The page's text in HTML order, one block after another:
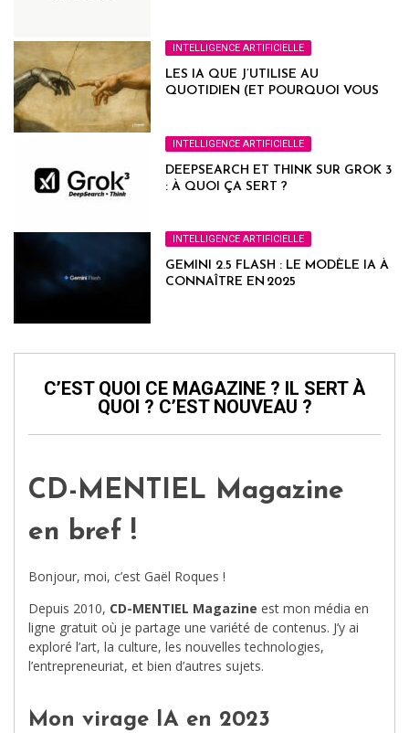
INTELLIGENCE ARTIFICIELLE
LES IA QUE J’UTILISE AU
QUOTIDIEN (ET POURQUOI VOUS
INTELLIGENCE ARTIFICIELLE
DEEPSEARCH ET THINK SUR GROK 3
: À QUOI ÇA SERT ?
INTELLIGENCE ARTIFICIELLE
GEMINI 2.5 FLASH : LE MODÈLE IA À
CONNAÎTRE EN 2025
C’EST QUOI CE MAGAZINE ? IL SERT À
QUOI ? C’EST NOUVEAU ?
CD-MENTIEL Magazine
en bref !
Bonjour, moi, c’est Gaël Roques !
Depuis 2010, CD-MENTIEL Magazine est mon média en
ligne gratuit où je partage une variété de contenus. J’y ai
exploré l’art, la culture, les nouvelles technologies,
l’entrepreneuriat, et bien d’autres sujets.
Mon virage IA en 2023